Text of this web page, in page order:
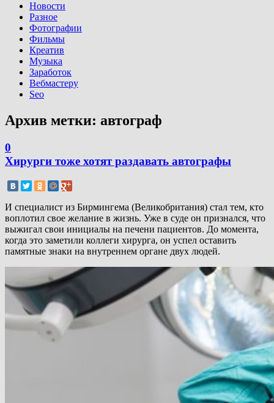
Новости
Разное
Фотографии
Фильмы
Креатив
Музыка
Заработок
Вебмастеру
Seo
Архив метки: автограф
0
Хирурги тоже хотят раздавать автографы
И специалист из Бирмингема (Великобритания) стал тем, кто
воплотил свое желание в жизнь. Уже в суде он признался, что
выжигал свои инициалы на печени пациентов. До момента,
когда это заметили коллеги хирурга, он успел оставить
памятные знаки на внутреннем органе двух людей.